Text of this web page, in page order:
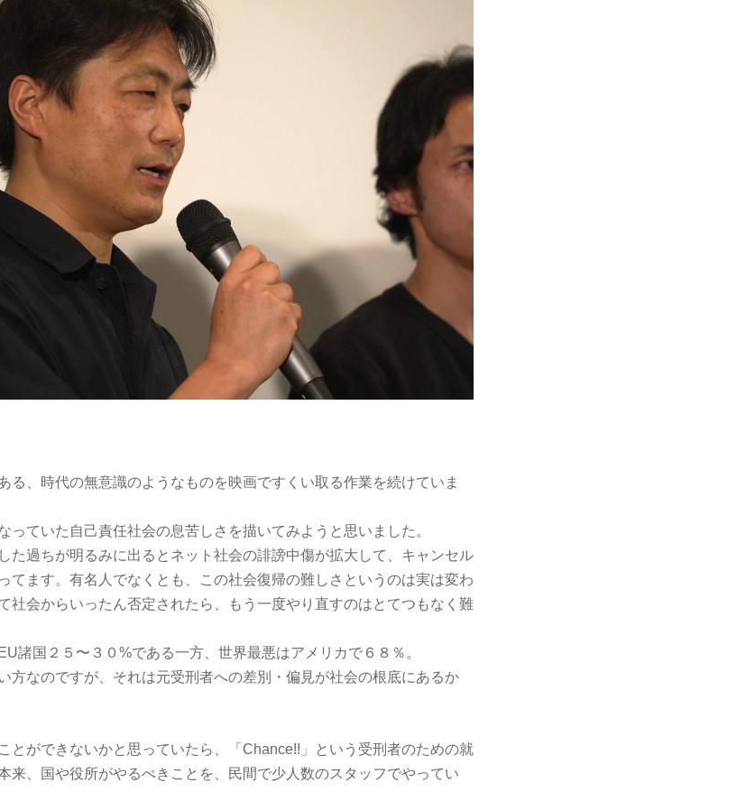
る、時代の無意識のようなものを映画ですくい取る作業を続けていま
ていた自己責任社会の息苦しさを描いてみようと思いました。
た過ちが明るみに出るとネット社会の誹謗中傷が拡大して、キャンセル
てます。有名人でなくとも、この社会復帰の難しさというのは実は変わ
社会からいったん否定されたら、もう一度やり直すのはとてつもなく難
諸国２５〜３０%である一方、世界最悪はアメリカで６８％。
方なのですが、それは元受刑者への差別・偏見が社会の根底にあるか
とができないかと思っていたら、「Chance!!」という受刑者のための就
来、国や役所がやるべきことを、民間で少人数のスタッフでやってい